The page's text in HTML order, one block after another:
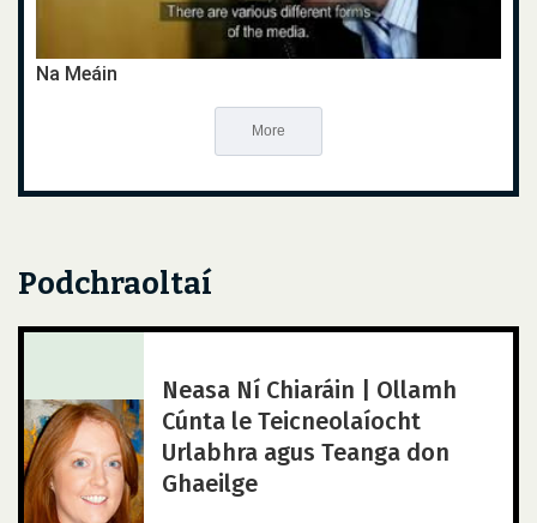
Na Meáin
More
Podchraoltaí
Neasa Ní Chiaráin | Ollamh
Cúnta le Teicneolaíocht
Urlabhra agus Teanga don
Ghaeilge